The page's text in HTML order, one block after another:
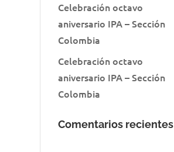
Celebración octavo
aniversario IPA – Sección
Colombia
Celebración octavo
aniversario IPA – Sección
Colombia
Comentarios recientes